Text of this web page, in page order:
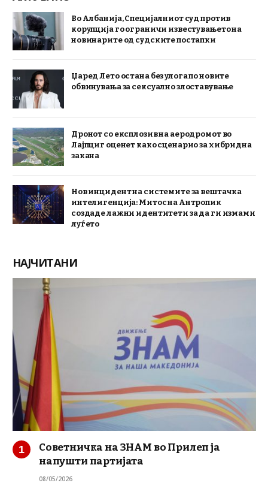
Во Албанија, Специјалниот суд против
корупција го ограничи известувањето на
новинарите од судските постапки
Џаред Лето остана без улога по новите
обвинувања за сексуално злоставување
Дронот со експлозив на аеродромот во
Лајпциг оценет како сценарио за хибридна
закана
Нов инцидент на системите за вештачка
интелигенција: Митос на Антропик
создаде лажни идентитети за да ги измами
луѓето
НАЈЧИТАНИ
Советничка на ЗНАМ во Прилеп ја
напушти партијата
08/05/2026